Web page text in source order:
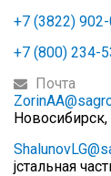
+7 (3822)
+7 (800) 234-
Почта
jстальная